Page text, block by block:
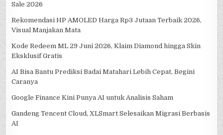
Sale 2026
Rekomendasi HP AMOLED Harga Rp3 Jutaan Terbaik 2026,
Visual Manjakan Mata
Kode Redeem ML 29 Juni 2026, Klaim Diamond hingga Skin
Eksklusif Gratis
AI Bisa Bantu Prediksi Badai Matahari Lebih Cepat, Begini
Caranya
Google Finance Kini Punya AI untuk Analisis Saham
Gandeng Tencent Cloud, XLSmart Selesaikan Migrasi Berbasis
AI